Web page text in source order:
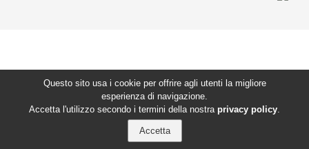
Questo sito usa i cookie per offrire agli utenti la migliore
esperienza di navigazione.
Accetta l'utilizzo secondo i termini della nostra privacy policy.